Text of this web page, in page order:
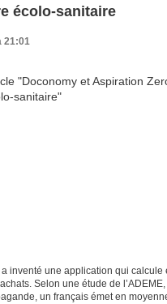
écolo-sanitaire
21:01
inventé une application qui calcule
Selon une étude de
un français émet en